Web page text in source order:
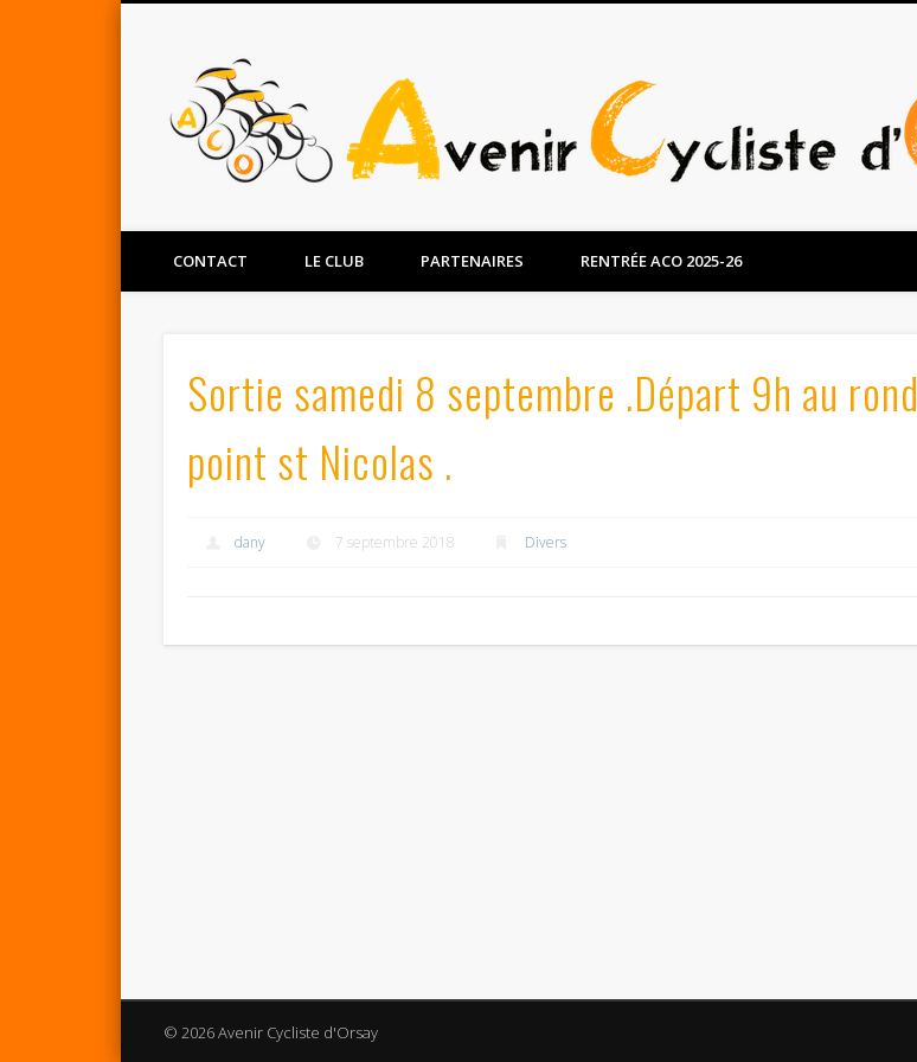
Twitter
CONTACT LE CLUB PARTENAIRES RENTRÉE ACO 2025-26
Sortie samedi 8 septembre .Départ 9h au rond
point st Nicolas .
dany 7 septembre 2018 Divers
© 2026 Avenir Cycliste d'Orsay